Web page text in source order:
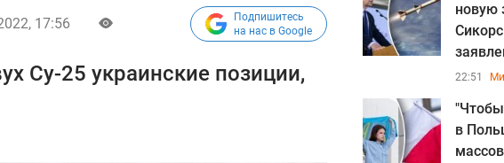
17:56
Подпишитесь
на нас в Google
Су-25 украинские позиции,
новую
22:51
в